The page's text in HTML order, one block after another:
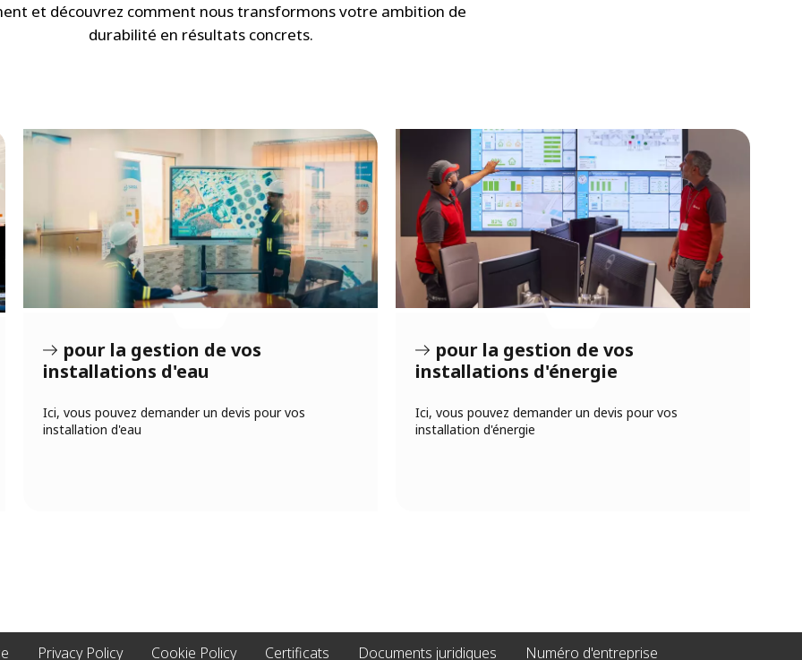
et découvrez comment nous transformons votre ambition de
durabilité en résultats concrets.
pour la gestion de vos
installations d'eau
Ici, vous pouvez demander un devis pour vos
installation d'eau
pour la gestion de vos
installations d'énergie
Ici, vous pouvez demander un devis pour vos
installation d'énergie
Privacy Policy Cookie Policy Certificats Documents juridiques Numéro d'entreprise